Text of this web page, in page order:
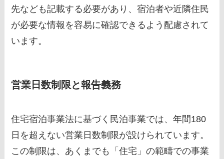
先なども記載する必要があり、宿泊者や近隣住民
が必要な情報を容易に確認できるよう配慮されて
います。
営業日数制限と報告義務
住宅宿泊事業法に基づく民泊事業では、年間180
日を超えない営業日数制限が設けられています。
この制限は、あくまでも「住宅」の範疇での事業